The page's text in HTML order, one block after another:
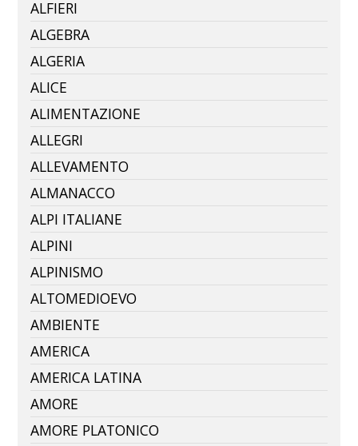
ALFIERI
ALGEBRA
ALGERIA
ALICE
ALIMENTAZIONE
ALLEGRI
ALLEVAMENTO
ALMANACCO
ALPI ITALIANE
ALPINI
ALPINISMO
ALTOMEDIOEVO
AMBIENTE
AMERICA
AMERICA LATINA
AMORE
AMORE PLATONICO